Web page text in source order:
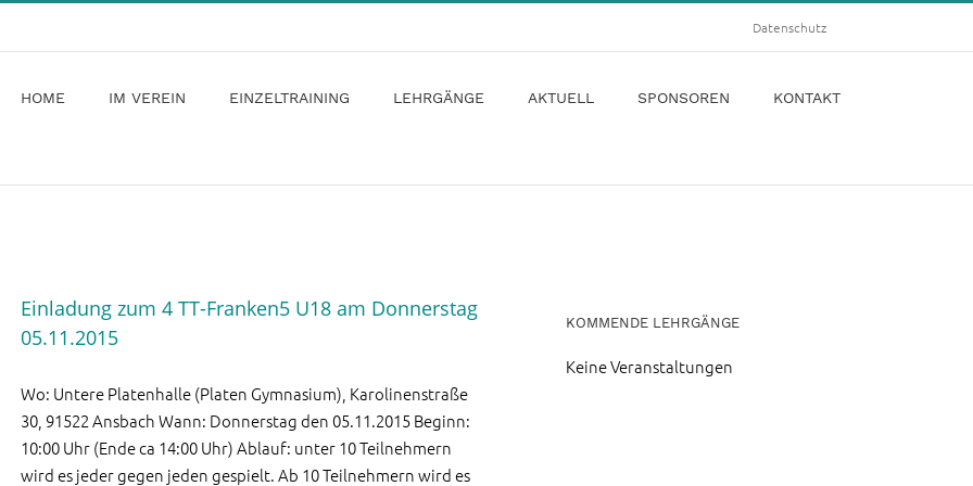
Datenschutz
HOME IM VEREIN EINZELTRAINING LEHRGÄNGE AKTUELL SPONSOREN KONTAKT
Einladung zum 4 TT-Franken5 U18 am Donnerstag
05.11.2015
Wo: Untere Platenhalle (Platen Gymnasium), Karolinenstraße
30, 91522 Ansbach Wann: Donnerstag den 05.11.2015 Beginn:
10:00 Uhr (Ende ca 14:00 Uhr) Ablauf: unter 10 Teilnehmern
wird es jeder gegen jeden gespielt. Ab 10 Teilnehmern wird es
KOMMENDE LEHRGÄNGE
Keine Veranstaltungen